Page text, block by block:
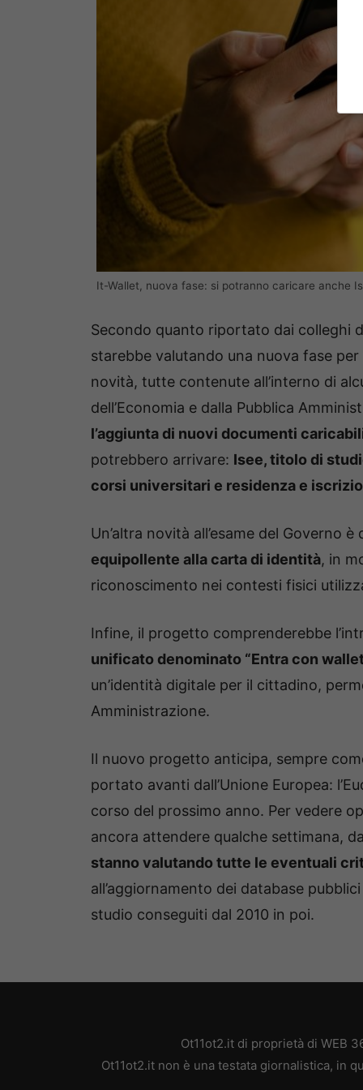
It-Wallet, nuova fase: si potranno caricare anche
Secondo quanto riportato dai colleghi
starebbe valutando una nuova fase
novità, tutte contenute all’interno di
dell’Economia e dalla Pubblica
l’aggiunta di nuovi documenti
potrebbero arrivare: Isee, titolo di
corsi universitari e residenza e
Un’altra novità all’esame del Governo è
equipollente alla carta di identità, in
riconoscimento nei contesti fisici
Infine, il progetto comprenderebbe
unificato denominato “Entra con
un’identità digitale per il cittadino,
Amministrazione.
Il nuovo progetto anticipa, sempre
portato avanti dall’Unione Europea:
corso del prossimo anno. Per vedere
ancora attendere qualche settimana,
stanno valutando tutte le eventuali
all’aggiornamento dei database
studio conseguiti dal 2010 in poi.
Ot11ot2.it di proprietà di WEB
Ot11ot2.it non è una testata giornalistica, in